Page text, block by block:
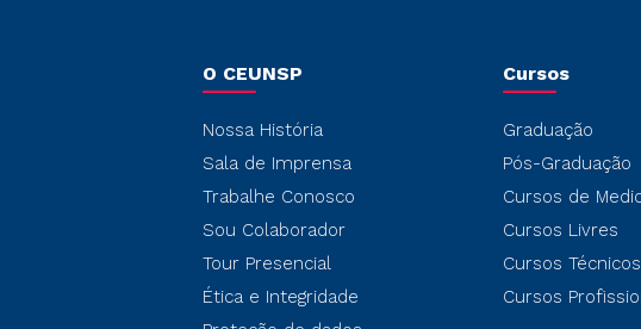
O CEUNSP
Nossa História
Sala de Imprensa
Trabalhe Conosco
Sou Colaborador
Tour Presencial
Ética e Integridade
Cursos
Graduação
Pós-Graduação
Cursos de
Cursos Livres
Cursos Técnicos
Cursos